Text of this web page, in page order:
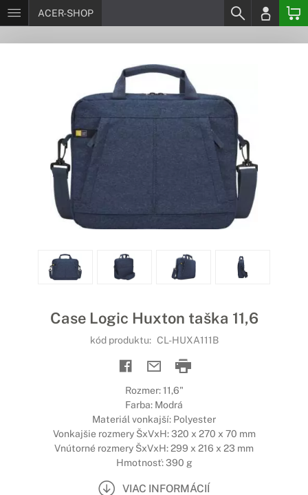
ACER-SHOP
Case Logic Huxton taška 11,6
kód produktu: CL-HUXA111B
Rozmer: 11,6"
Farba: Modrá
Materiál vonkajší: Polyester
Vonkajšie rozmery ŠxVxH: 320 x 270 x 70 mm
Vnútorné rozmery ŠxVxH: 299 x 216 x 23 mm
Hmotnosť: 390 g
VIAC INFORMÁCIÍ